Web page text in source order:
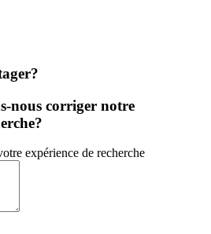
nous corriger notre
expérience de recherche